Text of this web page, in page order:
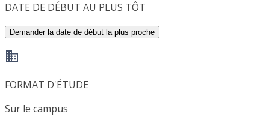
DATE DE DÉBUT AU PLUS TÔT
Demander la date de début la plus proche
FORMAT D'ÉTUDE
Sur le campus